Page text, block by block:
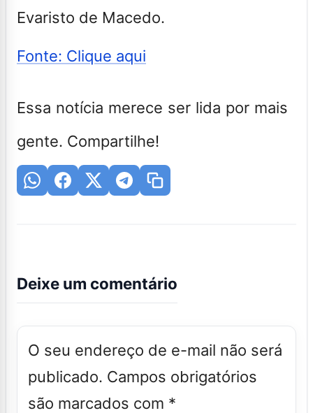
Evaristo de Macedo.
Fonte: Clique aqui
Essa notícia merece ser lida por mais
gente. Compartilhe!
Deixe um comentário
O seu endereço de e-mail não será
publicado. Campos obrigatórios
são marcados com *